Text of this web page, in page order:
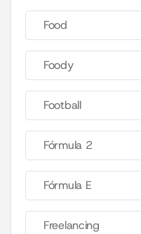
Food
Foody
Football
Fórmula 2
Fórmula E
Freelancing